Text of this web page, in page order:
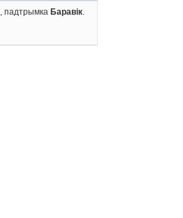
, падтрымка Баравік.